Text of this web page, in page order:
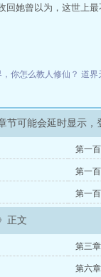
她曾以为，这世上
你怎么教人修仙？ 道界
节可能会延时显示，
第一
第一
第一
正文
第三
第六